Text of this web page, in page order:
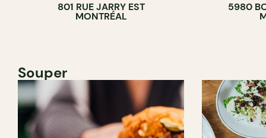
801 RUE JARRY EST
MONTRÉAL
CAVISTE
5980
Souper